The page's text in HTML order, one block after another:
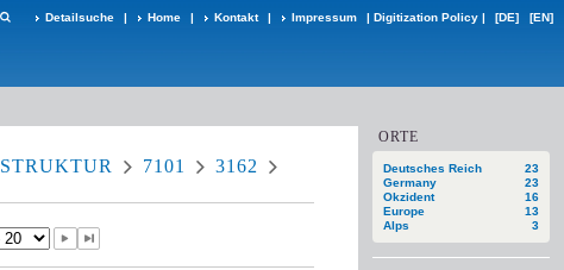
Detailsuche | Home | Kontakt | Impressum | Digitization Policy | [DE] [EN]
ORTE
23
Deutsches Reich
23
Germany
16
Okzident
13
Europe
3
Alps
STRUKTUR 7101
3162